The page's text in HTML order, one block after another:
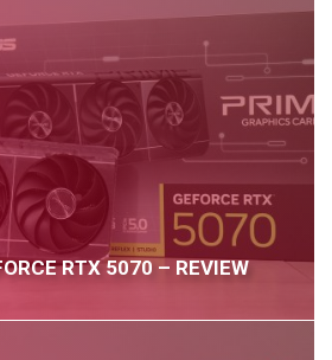
RTX 5070 – REVIEW